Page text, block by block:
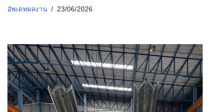
อัพเดทผลงาน 23/06/2026